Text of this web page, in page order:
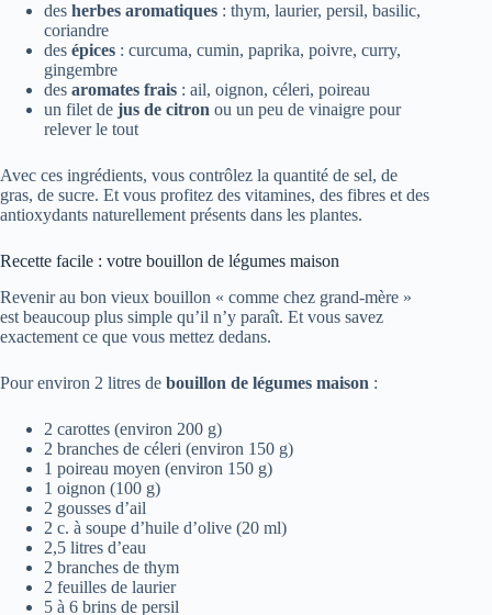
des herbes aromatiques : thym, laurier, persil, basilic,
coriandre
des épices : curcuma, cumin, paprika, poivre, curry,
gingembre
des aromates frais : ail, oignon, céleri, poireau
un filet de jus de citron ou un peu de vinaigre pour
relever le tout
Avec ces ingrédients, vous contrôlez la quantité de sel, de
gras, de sucre. Et vous profitez des vitamines, des fibres et des
antioxydants naturellement présents dans les plantes.
Recette facile : votre bouillon de légumes maison
Revenir au bon vieux bouillon « comme chez grand-mère »
est beaucoup plus simple qu’il n’y paraît. Et vous savez
exactement ce que vous mettez dedans.
Pour environ 2 litres de bouillon de légumes maison :
2 carottes (environ 200 g)
2 branches de céleri (environ 150 g)
1 poireau moyen (environ 150 g)
1 oignon (100 g)
2 gousses d’ail
2 c. à soupe d’huile d’olive (20 ml)
2,5 litres d’eau
2 branches de thym
2 feuilles de laurier
5 à 6 brins de persil